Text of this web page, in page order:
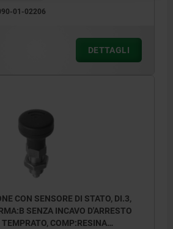
01-02206
DETTAGLI
CON SENSORE DI STATO, DI.3,
SENZA INCAVO D'ARRESTO
TEMPRATO, COMP:RESINA